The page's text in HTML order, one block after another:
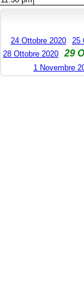
24 Ottobre 2020 25
28 Ottobre 2020
29
1 Novembre